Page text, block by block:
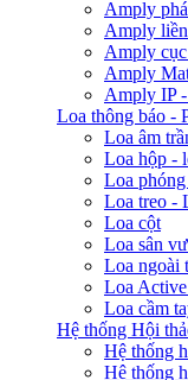
Amply
Amply
Amply
Amply
Amply IP
Loa thông báo -
Loa âm
Loa hộp -
Loa
Loa treo -
Loa cột
Loa sân
Loa ngoài
Loa
Loa cầm
Hệ thống Hội
Hệ thống
Hệ thống